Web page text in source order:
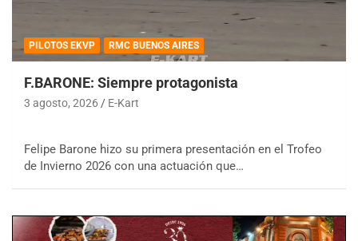
PILOTOS EKVP RMC BUENOS AIRES
F.BARONE: Siempre protagonista
3 agosto, 2026 E-Kart
Felipe Barone hizo su primera presentación en el Trofeo
de Invierno 2026 con una actuación que…